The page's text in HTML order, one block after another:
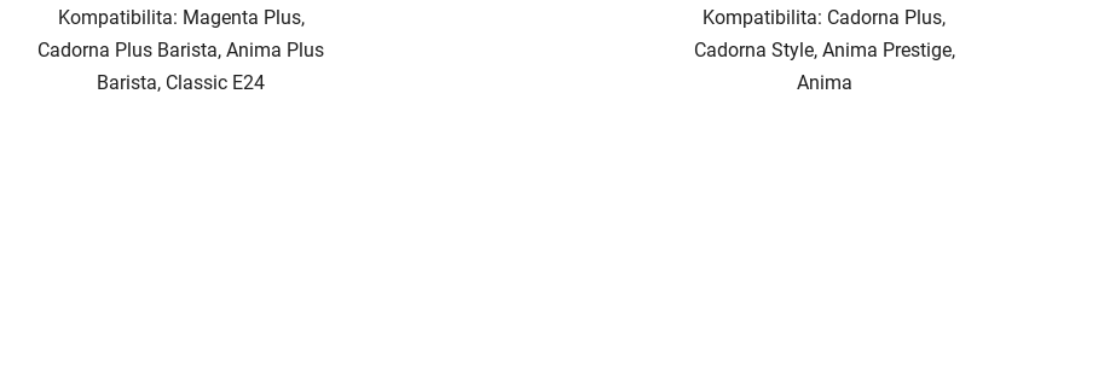
Kompatibilita: Magenta Plus,
Cadorna Plus Barista, Anima Plus
Barista, Classic E24
Kompatibilita: Cadorna Plus,
Cadorna Style, Anima Prestige,
Anima